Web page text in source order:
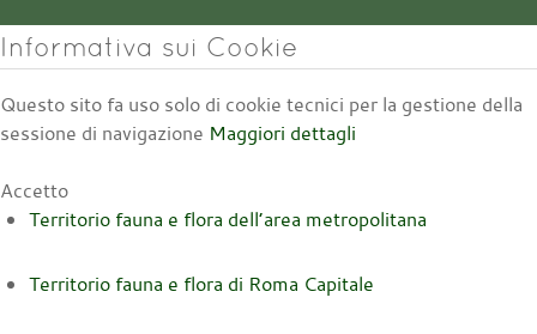
Informativa sui Cookie
Questo sito fa uso solo di cookie tecnici per la gestione della
sessione di navigazione Maggiori dettagli
Accetto
Territorio fauna e flora dell’area metropolitana
Territorio fauna e flora di Roma Capitale